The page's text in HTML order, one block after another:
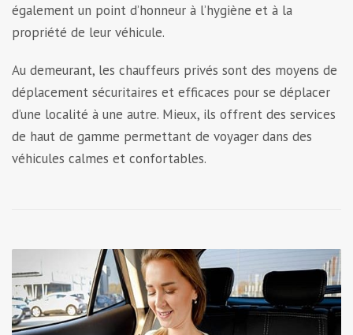
également un point d’honneur à l’hygiène et à la
propriété de leur véhicule.
Au demeurant, les chauffeurs privés sont des moyens de
déplacement sécuritaires et efficaces pour se déplacer
d’une localité à une autre. Mieux, ils offrent des services
de haut de gamme permettant de voyager dans des
véhicules calmes et confortables.